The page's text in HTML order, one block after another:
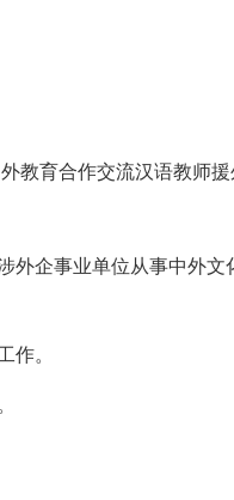
教育合作交流汉语教师
外企事业单位从事中外文
。